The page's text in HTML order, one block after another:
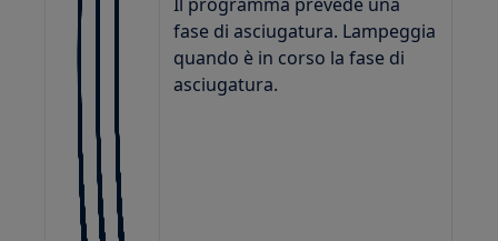
fase di asciugatura. Lampeggia
quando è in corso la fase di
asciugatura.